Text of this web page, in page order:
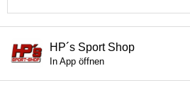
HP´s Sport Shop
In App öffnen